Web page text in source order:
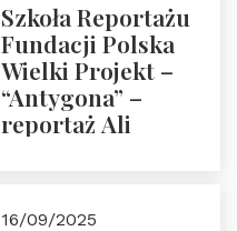
Szkoła Reportażu
Fundacji Polska
Wielki Projekt –
“Antygona” –
reportaż Ali
16/09/2025